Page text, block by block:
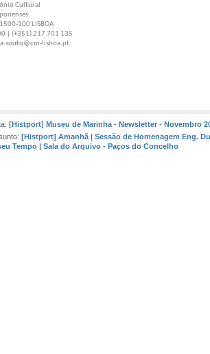
Cultural
100 LISBOA
| (+351) 217 701 135
lisboa.pt
[Histport] Museu de Marinha - Newsletter - Novembro
[Histport] Amanhã | Sessão de Homenagem Eng.
Tempo | Sala do Arquivo - Paços do Concelho